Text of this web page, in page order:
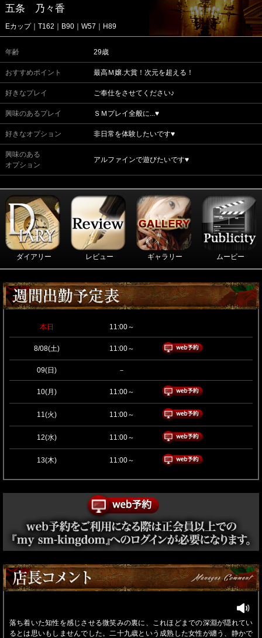
五条 乃々香
Eカップ｜T162｜B90｜W57｜H89
年齢 29歳
おすすめポイント 最高Ｍ嬢.大賞！次元を超える！
好きなプレイ ご奉仕をさせてください♪
興味のあるプレイ ＳＭプレイ全般に...♥
好きなオプション 非日常を体験したいです♥
興味のある
オプション
アルファインで遊びたいです♥
ダイアリー レビュー ギャラリー ムービー
本日 11:00～
8/08(土) 11:00～
09(日) －
10(月) 11:00～
11(火) 11:00～
12(水) 11:00～
13(木) 11:00～
落ち着いた知性を感じさせる微笑みの裏に、これほどまでの深淵が隠れてい
るとは思いもしませんでした。二十九歳という成熟した女性が纏う、静かで